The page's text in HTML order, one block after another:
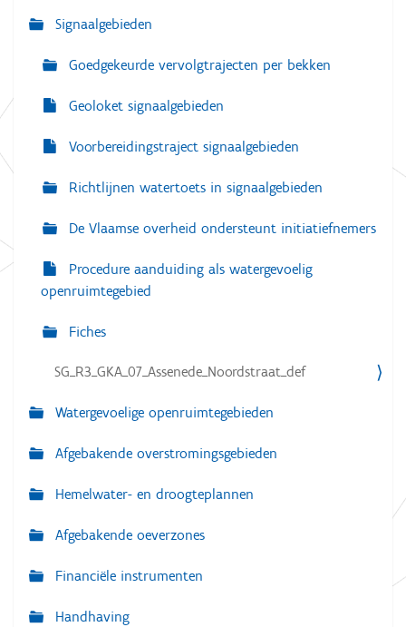
Signaalgebieden
Goedgekeurde vervolgtrajecten per bekken
Geoloket signaalgebieden
Voorbereidingstraject signaalgebieden
Richtlijnen watertoets in signaalgebieden
De Vlaamse overheid ondersteunt initiatiefnemers
Procedure aanduiding als watergevoelig
openruimtegebied
Fiches
SG_R3_GKA_07_Assenede_Noordstraat_def
Watergevoelige openruimtegebieden
Afgebakende overstromingsgebieden
Hemelwater- en droogteplannen
Afgebakende oeverzones
Financiële instrumenten
Handhaving